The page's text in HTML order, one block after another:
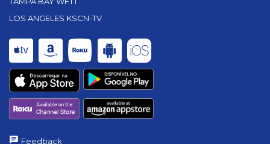
LOS ANGELES KSCN-TV
Feedback